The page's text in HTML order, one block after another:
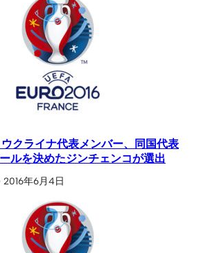
クライナ代表メンバー、同国代表
ルを決めたジンチェンコが選出
2016年6月4日